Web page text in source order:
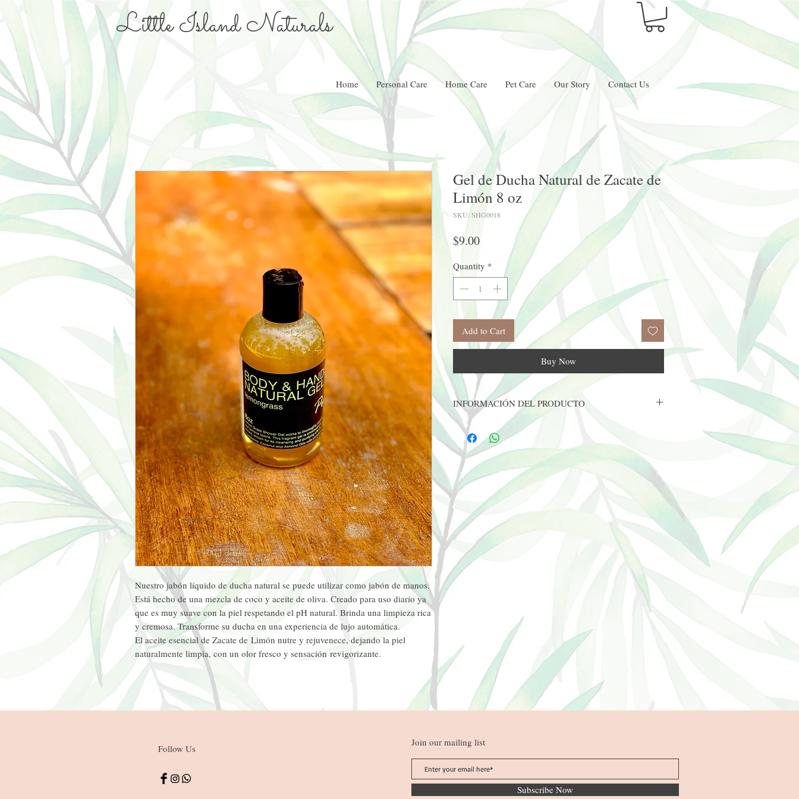
Little Island Naturals
Home Personal Care Home Care Pet Care Our Story Contact Us
Nuestro jabón líquido de ducha natural se puede utilizar como jabón de manos.
Está hecho de una mezcla de coco y aceite de oliva. Creado para uso diario ya
que es muy suave con la piel respetando el pH natural. Brinda una limpieza rica
y cremosa. Transforme su ducha en una experiencia de lujo automática.
El aceite esencial de Zacate de Limón nutre y rejuvenece, dejando la piel
naturalmente limpia, con un olor fresco y sensación revigorizante.
Gel de Ducha Natural de Zacate de
Limón 8 oz
SKU: SHG0018
$9.00Price
Quantity *
Add to Cart
Buy Now
INFORMACIÓN DEL PRODUCTO
Botella de plástico PET de 8 oz con tapa abatible
* Espuma muy suave.
* Recomendado para todo tipo de piel.
* Vegano
* Aceites esenciales de alta calidad
* Sin sulfatos.
Follow Us
Join our mailing list
Subscribe Now